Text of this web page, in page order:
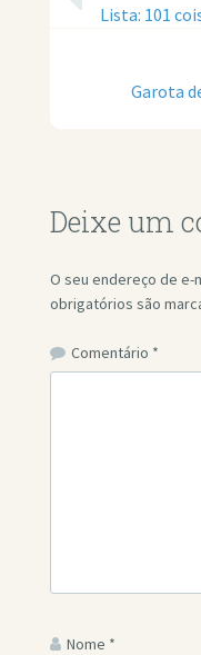
Lista: 101
Garota
Deixe um
O seu endereço de e-
obrigatórios são
Comentário *
Nome *